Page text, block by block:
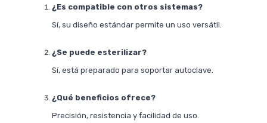
¿Es compatible con otros sistemas?
Sí, su diseño estándar permite un uso versátil.
¿Se puede esterilizar?
Sí, está preparado para soportar autoclave.
¿Qué beneficios ofrece?
Precisión, resistencia y facilidad de uso.